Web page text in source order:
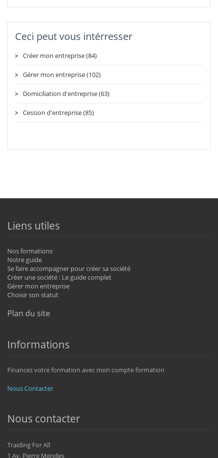
Ceci peut vous intérresser
Créer mon entreprise (84)
Gérer mon entreprise (102)
Domiciliation d'entreprise (63)
Cession d'entreprise (85)
Liens utiles
Nos formations
Notre guide
Se faire accompagner pour créer sa société
Créer une société : Le guide complet
Gérer mon entreprise
Choisir son statut
Plan du site
Informations
Financez votre formation avec mon compte formation
Nous Contacter
Nous contacter
Traiding For All
1 Av. Pierre Mendes